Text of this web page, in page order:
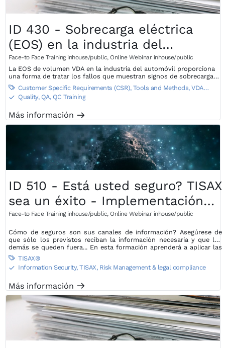
ID 430 - Sobrecarga eléctrica
(EOS) en la industria del
automóvil
Face-to Face Training inhouse/public, Online Webinar inhouse/public
La EOS de volumen VDA en la industria del automóvil proporciona
una forma de tratar los fallos que muestran signos de sobrecarga
electrónica.
 Customer Specific Requirements (CSR), Tools and Methods,VDA
Standards
S Quality, QA, QC Training
Más información m
ID 510 - Está usted seguro? TISAX
sea un éxito - Implementación
de VDA ISA en su propia empresa
Face-to Face Training inhouse/public, Online Webinar inhouse/public
Cómo de seguros son sus canales de información? Asegúrese de
que sólo los previstos reciban la información necesaria y que los
demás se queden fuera... En esta formación aprenderá a aplicar las
medidas para el éxito de la evaluación TISAX en su propia empresa.
 TISAX®
S Information Security, TISAX, Risk Management & legal compliance
Más información m